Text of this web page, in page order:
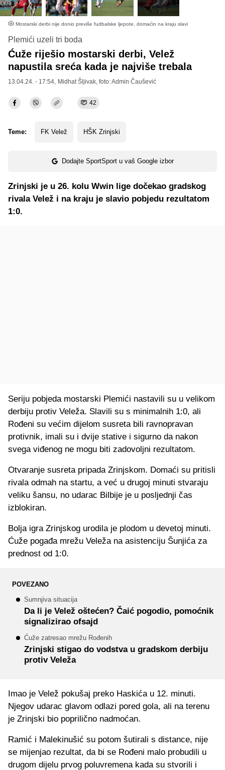
Mostarski derbi nije donio previše fudbalske ljepote, domaćin na kraju slavi
Plemići uzeli tri boda
Ćuže riješio mostarski derbi, Velež
napustila sreća kada je najviše trebala
13.04.24. - 17:54, Midhat Šljivak, foto: Admin Čaušević
42
Teme: FK Velež HŠK Zrinjski
Dodajte SportSport u vaš Google izbor
Zrinjski je u 26. kolu Wwin lige dočekao gradskog
rivala Velež i na kraju je slavio pobjedu rezultatom
1:0.
Seriju pobjeda mostarski Plemići nastavili su u velikom
derbiju protiv Veleža. Slavili su s minimalnih 1:0, ali
Rođeni su većim dijelom susreta bili ravnopravan
protivnik, imali su i dvije stative i sigurno da nakon
svega viđenog ne mogu biti zadovoljni rezultatom.
Otvaranje susreta pripada Zrinjskom. Domaći su pritisli
rivala odmah na startu, a već u drugoj minuti stvaraju
veliku šansu, no udarac Bilbije je u posljednji čas
izblokiran.
Bolja igra Zrinjskog urodila je plodom u devetoj minuti.
Ćuže pogađa mrežu Veleža na asistenciju Šunjića za
prednost od 1:0.
POVEZANO
Sumnjiva situacija
Da li je Velež oštećen? Čaić pogodio, pomoćnik
signalizirao ofsajd
Ćuže zatresao mrežu Rođenih
Zrinjski stigao do vodstva u gradskom derbiju
protiv Veleža
Imao je Velež pokušaj preko Haskića u 12. minuti.
Njegov udarac glavom odlazi pored gola, ali na terenu
je Zrinjski bio poprilično nadmoćan.
Ramić i Malekinušić su potom šutirali s distance, nije
se mijenjao rezultat, da bi se Rođeni malo probudili u
drugom dijelu prvog poluvremena kada su stvorili i